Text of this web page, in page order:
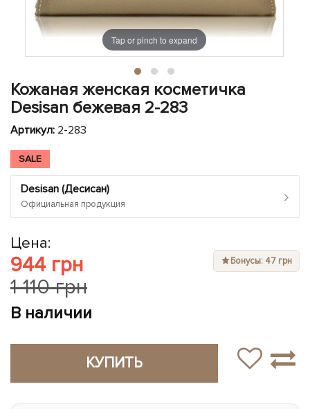
Показать все
Показать все
ЧЕХЛЫ ДЛЯ НОУТБУКОВ
Показать все Tap or pinch to expand
Кожаная женская косметичка
Desisan бежевая 2-283
Артикул: 2-283
SALE
Desisan (Десисан)
Официальная продукция ›
Цена:
944 грн
1 110 грн
Бонусы: 47 грн
В наличии
КУПИТЬ